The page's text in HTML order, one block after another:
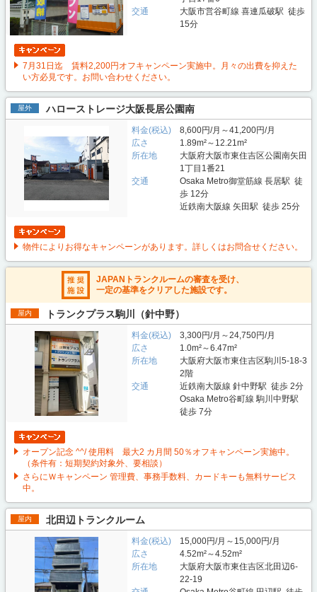
交通
大阪市営谷町線 喜連瓜破駅 徒歩
15分
7月31日迄 賃料2,200円オフキャンペーン実施中。月々の出費を抑えた
い方必見です。お問い合わせください。
屋外 ハローストレージ大阪長居公園南
料金(税込)
8,600円/月～41,200円/月
広さ
1.89m²～12.21m²
所在地
大阪府大阪市東住吉区公園南矢田
1丁目1番21
交通
Osaka Metro御堂筋線 長居駅 徒
歩 12分
近鉄南大阪線 矢田駅 徒歩 25分
物件によりお得なキャンペーンがあります。詳しくはお問合せください。
JAPANトランクルームの審査を受け、
一定の基準をクリアした施設です。
屋内 トランクプラス駒川（針中野）
料金(税込)
3,300円/月～24,750円/月
広さ
1.0m²～6.47m²
所在地
大阪府大阪市東住吉区駒川5-18-3
2階
交通
近鉄南大阪線 針中野駅 徒歩 2分
Osaka Metro谷町線 駒川中野駅
徒歩 7分
オープン記念 ^^/ 使用料 最大2 カ月間 50％オフキャンペーン実施中。
（条件有：短期契約対象外、要相談）
さらにＷキャンペーン 管理費、事務手数料、カードキーも無料サービス
中。
屋内 北田辺トランクルーム
料金(税込)
15,000円/月～15,000円/月
広さ
4.52m²～4.52m²
所在地
大阪府大阪市東住吉区北田辺6-
22-19